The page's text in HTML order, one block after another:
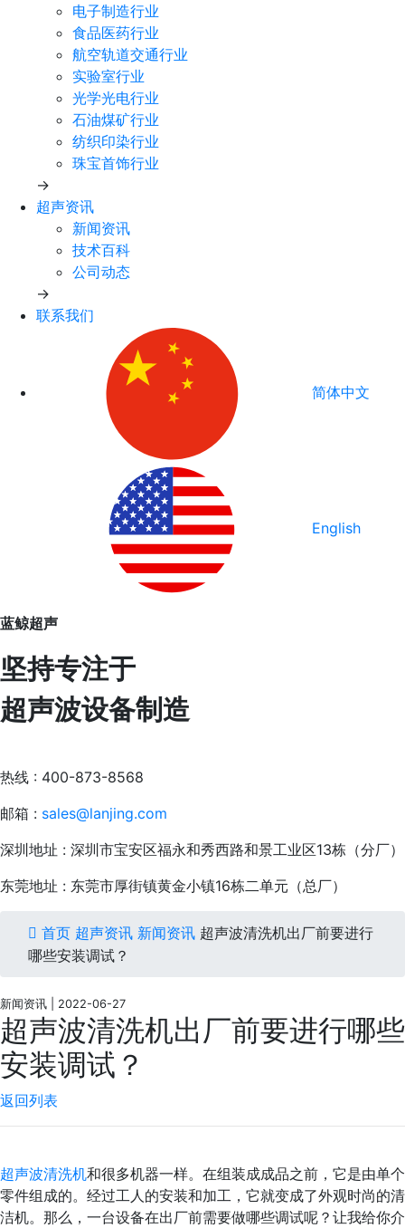
电子制造行业
食品医药行业
航空轨道交通行业
实验室行业
光学光电行业
石油煤矿行业
纺织印染行业
珠宝首饰行业
→
超声资讯
新闻资讯
技术百科
公司动态
→
联系我们
简体中文
English
蓝鲸超声
坚持专注于
超声波设备制造
热线 : 400-873-8568
邮箱 : sales@lanjing.com
深圳地址 : 深圳市宝安区福永和秀西路和景工业区13栋（分厂）
东莞地址 : 东莞市厚街镇黄金小镇16栋二单元（总厂）
首页 超声资讯 新闻资讯 超声波清洗机出厂前要进行
哪些安装调试？
新闻资讯 | 2022-06-27
超声波清洗机出厂前要进行哪些
安装调试？
返回列表
超声波清洗机和很多机器一样。在组装成成品之前，它是由单个
零件组成的。经过工人的安装和加工，它就变成了外观时尚的清
洁机。那么，一台设备在出厂前需要做哪些调试呢？让我给你介